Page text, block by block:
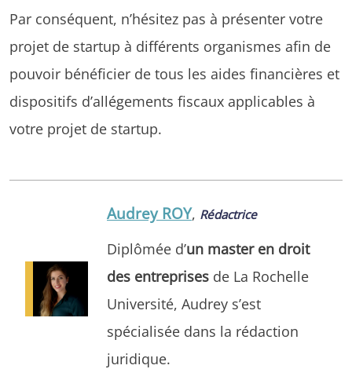
Par conséquent, n’hésitez pas à présenter votre
projet de startup à différents organismes afin de
pouvoir bénéficier de tous les aides financières et
dispositifs d’allégements fiscaux applicables à
votre projet de startup.
Audrey ROY, Rédactrice
Diplômée d’un master en droit
des entreprises de La Rochelle
Université, Audrey s’est
spécialisée dans la rédaction
juridique.